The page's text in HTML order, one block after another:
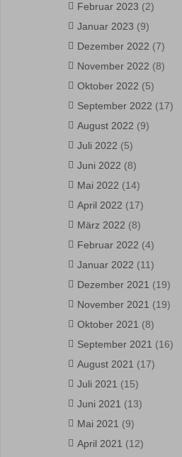
Februar 2023 (2)
Januar 2023 (9)
Dezember 2022 (7)
November 2022 (8)
Oktober 2022 (5)
September 2022 (17)
August 2022 (9)
Juli 2022 (5)
Juni 2022 (8)
Mai 2022 (14)
April 2022 (17)
März 2022 (8)
Februar 2022 (4)
Januar 2022 (11)
Dezember 2021 (19)
November 2021 (19)
Oktober 2021 (8)
September 2021 (16)
August 2021 (17)
Juli 2021 (15)
Juni 2021 (13)
Mai 2021 (9)
April 2021 (12)